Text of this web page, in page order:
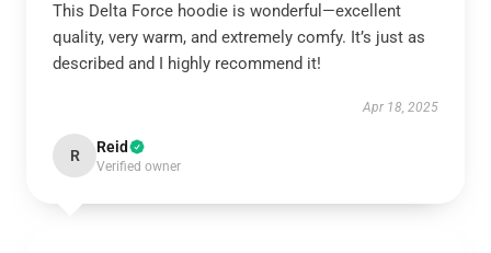
This Delta Force hoodie is wonderful—excellent
quality, very warm, and extremely comfy. It’s just as
described and I highly recommend it!
Apr 18, 2025
R Reid
Verified owner